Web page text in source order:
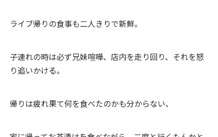
ライブ帰りの食事も二人きりで新鮮。
子連れの時は必ず兄妹喧嘩、店内を走り回り、それを怒
り追いかける。
帰りは疲れ果て何を食べたのかも分からない、